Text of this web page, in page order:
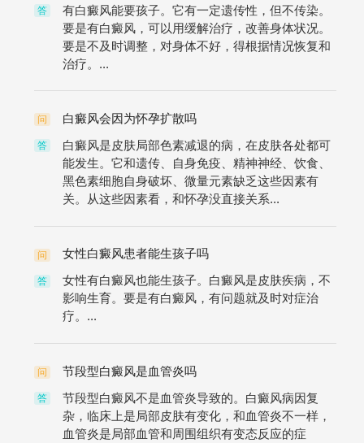
答
有白癜风能要孩子。它有一定遗传性，但不传染。
要是有白癜风，可以用缓解治疗，改善身体状况。
要是不及时调整，对身体不好，得根据情况恢复和
治疗。...
问 白癜风会因为怀孕扩散吗
答
白癜风是皮肤局部色素减退的病，在皮肤各处都可
能发生。它和遗传、自身免疫、精神神经、饮食、
黑色素细胞自身破坏、微量元素缺乏这些因素有
关。从这些因素看，和怀孕没直接关系...
问 女性白癜风患者能生孩子吗
答
女性有白癜风也能生孩子。白癜风是皮肤疾病，不
影响生育。要是有白癜风，有问题就及时对症治
疗。...
问 节段型白癜风是血管炎吗
答
节段型白癜风不是血管炎导致的。白癜风病因复
杂，临床上是局部皮肤有变化，和血管炎不一样，
血管炎是局部血管和周围组织有变态反应的症